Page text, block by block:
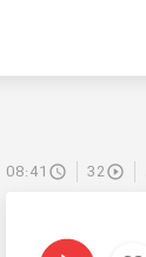
32
08:41